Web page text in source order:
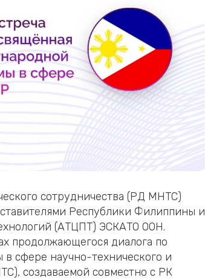
сотрудничества (РД МНТС)
Республики Филиппины и
(АТЦПТ) ЭСКАТО ООН.
продолжающегося диалога по
сфере научно-технического и
создаваемой совместно с РК